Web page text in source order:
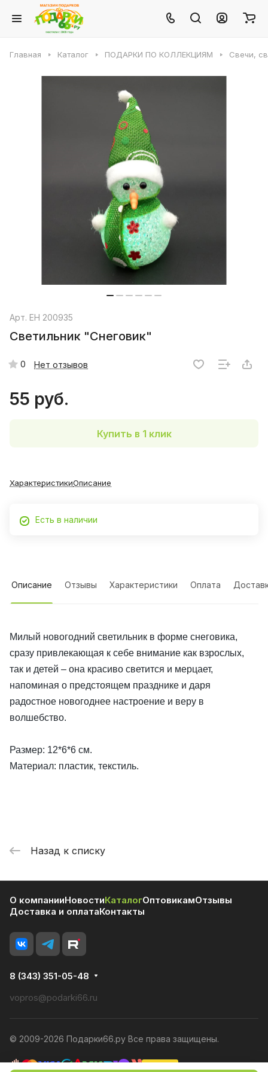
Главная Каталог ПОДАРКИ ПО КОЛЛЕКЦИЯМ Свечи,
Арт. EH 200935
Светильник "Снеговик"
0 Нет отзывов
55 руб.
Купить в 1 клик
ХарактеристикиОписание
Есть в наличии
Описание Отзывы Характеристики Оплата
Милый новогодний светильник в форме снеговика,
сразу привлекающая к себе внимание как взрослых,
так и детей – она красиво светится и мерцает,
напоминая о предстоящем празднике и даря
радостное новогоднее настроение и веру в
волшебство.
Размер: 12*6*6 см.
Материал: пластик, текстиль.
Назад к списку
О компанииНовостиКаталогОптовикамОтзывы
Доставка и оплатаКонтакты
8 (343) 351-05-48
vopros@podarki66.ru
© 2009-2026 Подарки66.ру Все права защищены.